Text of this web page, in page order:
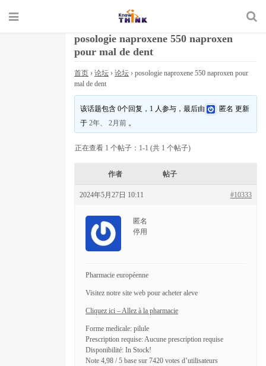
posologie naproxene 550 naproxen
pour mal de dent
首页 › 论坛 › 论坛 › posologie naproxene 550 naproxen pour
mal de dent
该话题包含 0个回复，1 人参与，最后由 匿名 更新
于2年、 2月前 。
正在查看 1 个帖子：1-1 (共 1 个帖子)
作者 帖子
2024年5月27日 10:11 #10333
匿名
停用
Pharmacie européenne
Visitez notre site web pour acheter aleve
Cliquez ici – Allez à la pharmacie
Forme medicale: pilule
Prescription requise: Aucune prescription requise
Disponibilité: In Stock!
Note 4,98 / 5 base sur 7420 votes d’utilisateurs